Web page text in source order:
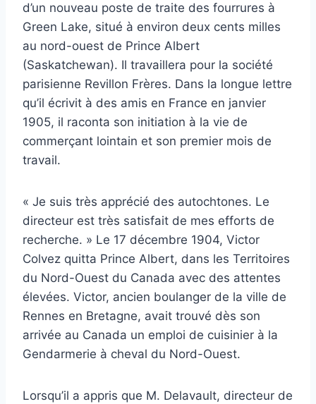
d’un nouveau poste de traite des fourrures à
Green Lake, situé à environ deux cents milles
au nord-ouest de Prince Albert
(Saskatchewan). Il travaillera pour la société
parisienne Revillon Frères. Dans la longue lettre
qu’il écrivit à des amis en France en janvier
1905, il raconta son initiation à la vie de
commerçant lointain et son premier mois de
travail.
« Je suis très apprécié des autochtones. Le
directeur est très satisfait de mes efforts de
recherche. » Le 17 décembre 1904, Victor
Colvez quitta Prince Albert, dans les Territoires
du Nord-Ouest du Canada avec des attentes
élevées. Victor, ancien boulanger de la ville de
Rennes en Bretagne, avait trouvé dès son
arrivée au Canada un emploi de cuisinier à la
Gendarmerie à cheval du Nord-Ouest.
Lorsqu’il a appris que M. Delavault, directeur de